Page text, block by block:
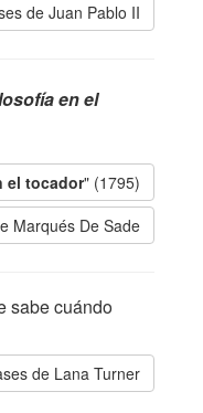
de Juan Pablo II
en el
el tocador" (1795)
Marqués De Sade
sabe cuándo
de Lana Turner